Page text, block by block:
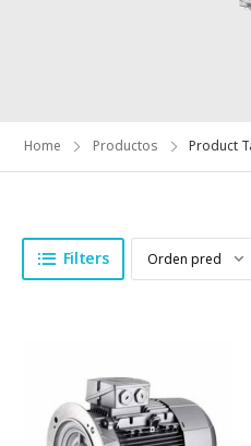
Home Productos Product
Filters